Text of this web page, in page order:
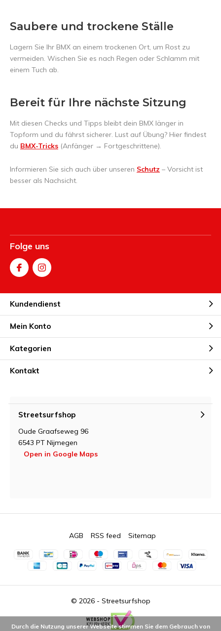
Saubere und trockene Ställe
Lagern Sie Ihr BMX an einem trockenen Ort, um Rost zu
vermeiden. Wischen Sie es nach Regen oder Schlamm mit
einem Tuch ab.
Bereit für Ihre nächste Sitzung
Mit diesen Checks und Tipps bleibt dein BMX länger in
Topform und du fährst sicherer. Lust auf Übung? Hier findest
du BMX-Tricks (Anfänger → Fortgeschrittene).
Informieren Sie sich auch über unseren Schutz – Vorsicht ist
besser als Nachsicht.
Folge uns
Kundendienst
Mein Konto
Kategorien
Kontakt
Streetsurfshop
Oude Graafseweg 96
6543 PT Nijmegen
Open in Google Maps
© 2026 - Streetsurfshop
AGB RSS feed Sitemap
Durch die Nutzung unserer Webseite stimmen Sie dem Gebrauch von